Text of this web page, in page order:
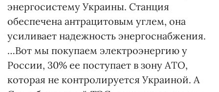
энергосистему Украины. Станция
обеспечена антрацитовым углем, она
усиливает надежность энергоснабжения.
…Вот мы покупаем электроэнергию у
России, 30% ее поступает в зону АТО,
которая не контролируется Украиной. А